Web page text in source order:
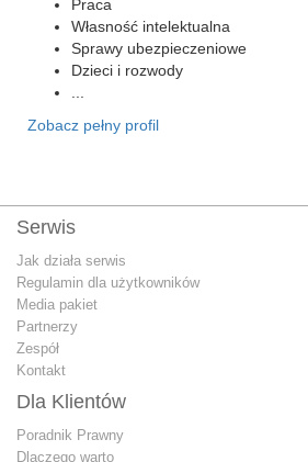
Praca
Własność intelektualna
Sprawy ubezpieczeniowe
Dzieci i rozwody
Zobacz pełny profil
Serwis
Jak działa serwis
Regulamin dla użytkowników
Media pakiet
Partnerzy
Zespół
Kontakt
Dla Klientów
Poradnik Prawny
Dlaczego warto